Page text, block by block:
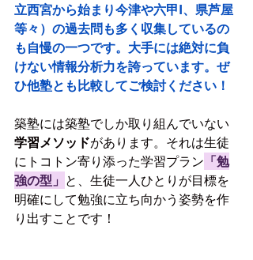
立西宮から始まり今津や六甲I、県芦屋
等々）の過去問も多く収集しているの
も自慢の一つです。大手には絶対に負
けない情報分析力を誇っています。ぜ
ひ他塾とも比較してご検討ください！
築塾には築塾でしか取り組んでいない
学習メソッドがあります。それは生徒
にトコトン寄り添った学習プラン 「勉
強の型」 と、生徒一人ひとりが目標を
明確にして勉強に立ち向かう姿勢を作
り出すことです！